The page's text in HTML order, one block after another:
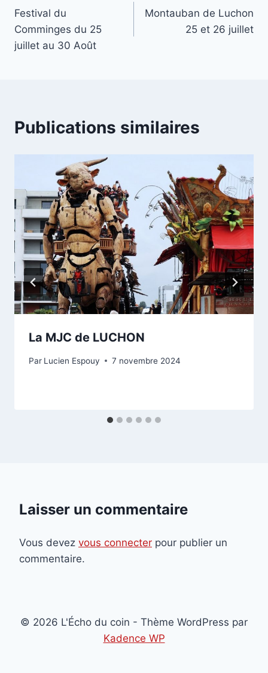
de
l’article
Festival du
Comminges du 25
juillet au 30 Août
Montauban de Luchon
25 et 26 juillet
Publications similaires
La MJC de LUCHON
Par Lucien Espouy 7 novembre 2024
Laisser un commentaire
Vous devez vous connecter pour publier un
commentaire.
© 2026 L'Écho du coin - Thème WordPress par
Kadence WP